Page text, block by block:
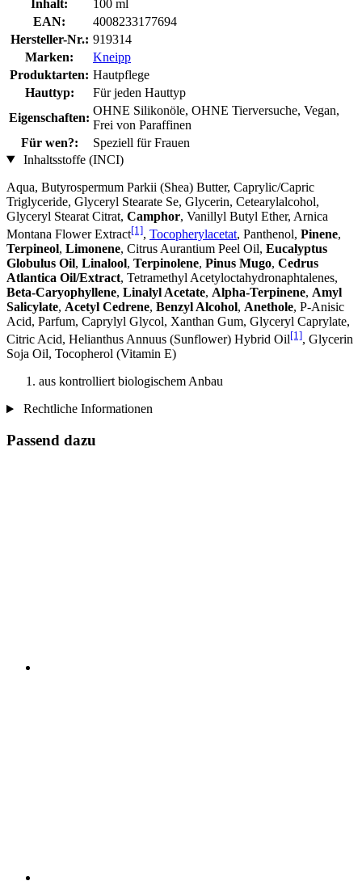
Inhalt:
100 ml
EAN:
4008233177694
Hersteller-Nr.: 919314
Marken:
Kneipp
Produktarten: Hautpflege
Hauttyp:
Für jeden Hauttyp
Eigenschaften:
OHNE Silikonöle, OHNE Tierversuche, Vegan,
Frei von Paraffinen
Für wen?:
Speziell für Frauen
Inhaltsstoffe (INCI)
Aqua, Butyrospermum Parkii (Shea) Butter, Caprylic/Capric
Triglyceride, Glyceryl Stearate Se, Glycerin, Cetearylalcohol,
Glyceryl Stearat Citrat, Camphor, Vanillyl Butyl Ether, Arnica
Montana Flower Extract[1], Tocopherylacetat, Panthenol, Pinene,
Terpineol, Limonene, Citrus Aurantium Peel Oil, Eucalyptus
Globulus Oil, Linalool, Terpinolene, Pinus Mugo, Cedrus
Atlantica Oil/Extract, Tetramethyl Acetyloctahydronaphtalenes,
Beta-Caryophyllene, Linalyl Acetate, Alpha-Terpinene, Amyl
Salicylate, Acetyl Cedrene, Benzyl Alcohol, Anethole, P-Anisic
Acid, Parfum, Caprylyl Glycol, Xanthan Gum, Glyceryl Caprylate,
Citric Acid, Helianthus Annuus (Sunflower) Hybrid Oil[1], Glycerin
Soja Oil, Tocopherol (Vitamin E)
aus kontrolliert biologischem Anbau
Rechtliche Informationen
Passend dazu